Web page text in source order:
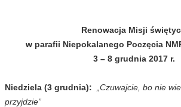
Renowacja Misji
w parafii Niepokalanego Poczęcia
3 – 8 grudnia 2017 r.
Niedziela (3 grudnia):
„Czuwajcie, bo nie
przyjdzie”